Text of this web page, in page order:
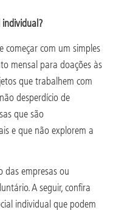
individual?
começar com um simples
mensal para doações às
que trabalhem com
desperdício de
que são
e que não explorem a
das empresas ou
A seguir, confira
individual que podem